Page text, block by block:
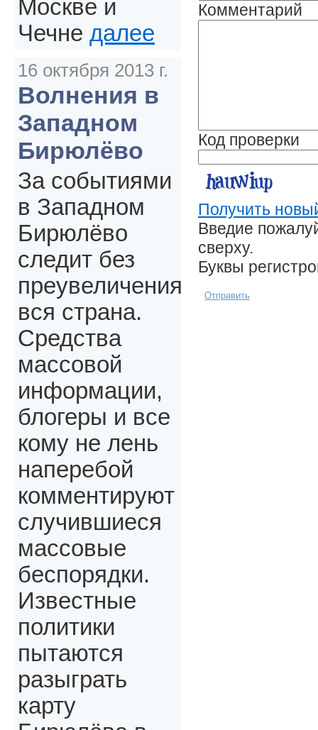
Комментарий
Код проверки
Получить
Введие
сверху.
Буквы
Отправить
Москве и
Чечне далее
16 октября 2013 г.
Волнения в
Западном
Бирюлёво
За событиями
в Западном
Бирюлёво
следит без
преувеличения
вся страна.
Средства
массовой
информации,
блогеры и все
кому не лень
наперебой
комментируют
случившиеся
массовые
беспорядки.
Известные
политики
пытаются
разыграть
карту